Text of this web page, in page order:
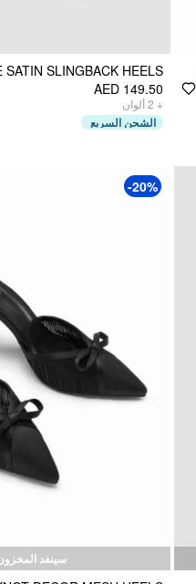
SATIN SLINGBACK HEELS
AED 149.50
+
2ألوان
الشحن السريع
-20%
سينفد